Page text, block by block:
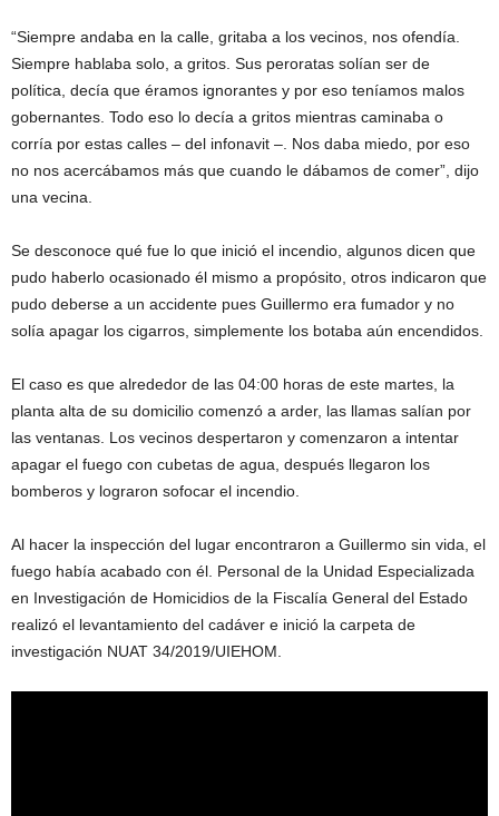
“Siempre andaba en la calle, gritaba a los vecinos, nos ofendía.
Siempre hablaba solo, a gritos. Sus peroratas solían ser de
política, decía que éramos ignorantes y por eso teníamos malos
gobernantes. Todo eso lo decía a gritos mientras caminaba o
corría por estas calles – del infonavit –. Nos daba miedo, por eso
no nos acercábamos más que cuando le dábamos de comer”, dijo
una vecina.
Se desconoce qué fue lo que inició el incendio, algunos dicen que
pudo haberlo ocasionado él mismo a propósito, otros indicaron que
pudo deberse a un accidente pues Guillermo era fumador y no
solía apagar los cigarros, simplemente los botaba aún encendidos.
El caso es que alrededor de las 04:00 horas de este martes, la
planta alta de su domicilio comenzó a arder, las llamas salían por
las ventanas. Los vecinos despertaron y comenzaron a intentar
apagar el fuego con cubetas de agua, después llegaron los
bomberos y lograron sofocar el incendio.
Al hacer la inspección del lugar encontraron a Guillermo sin vida, el
fuego había acabado con él. Personal de la Unidad Especializada
en Investigación de Homicidios de la Fiscalía General del Estado
realizó el levantamiento del cadáver e inició la carpeta de
investigación NUAT 34/2019/UIEHOM.